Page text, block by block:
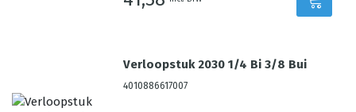
Verloopstuk 2030 1/4 Bi 3/8 Bui
4010886617007